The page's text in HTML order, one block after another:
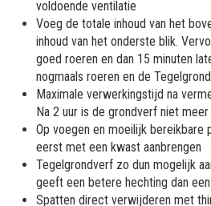
voldoende ventilatie
Voeg de totale inhoud van het
inhoud van het onderste blik.
goed roeren en dan 15 minuten
nogmaals roeren en de
Maximale verwerkingstijd na
Na 2 uur is de grondverf niet
Op voegen en moeilijk bereikbare
eerst met een kwast aanbrengen
Tegelgrondverf zo dun mogelijk
geeft een betere hechting dan
Spatten direct verwijderen met